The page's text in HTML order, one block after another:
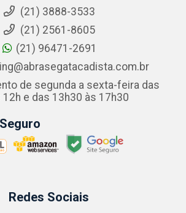
(21) 3888-3533
(21) 2561-8605
(21) 96471-2691
de segunda a sexta-feira das
12h e das 13h30 às 17h30
Redes Sociais